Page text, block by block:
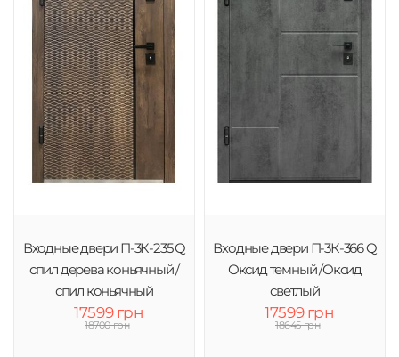
Входные двери П-3К-235 Q
спил дерева коньячный /
спил коньячный
17599 грн
18700 грн
Входные двери П-3К-366 Q
Оксид темный /Оксид
светлый
17599 грн
18645 грн